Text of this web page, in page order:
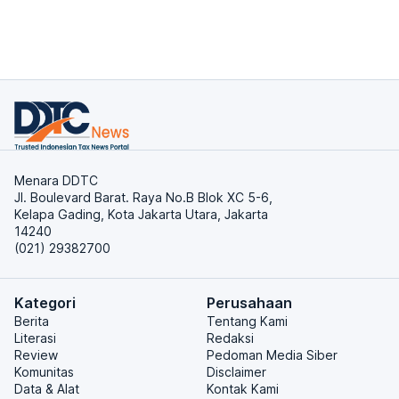
Menara DDTC
Jl. Boulevard Barat. Raya No.B Blok XC 5-6,
Kelapa Gading, Kota Jakarta Utara, Jakarta
14240
(021) 29382700
Kategori
Berita
Literasi
Review
Komunitas
Data & Alat
Perusahaan
Tentang Kami
Redaksi
Pedoman Media Siber
Disclaimer
Kontak Kami